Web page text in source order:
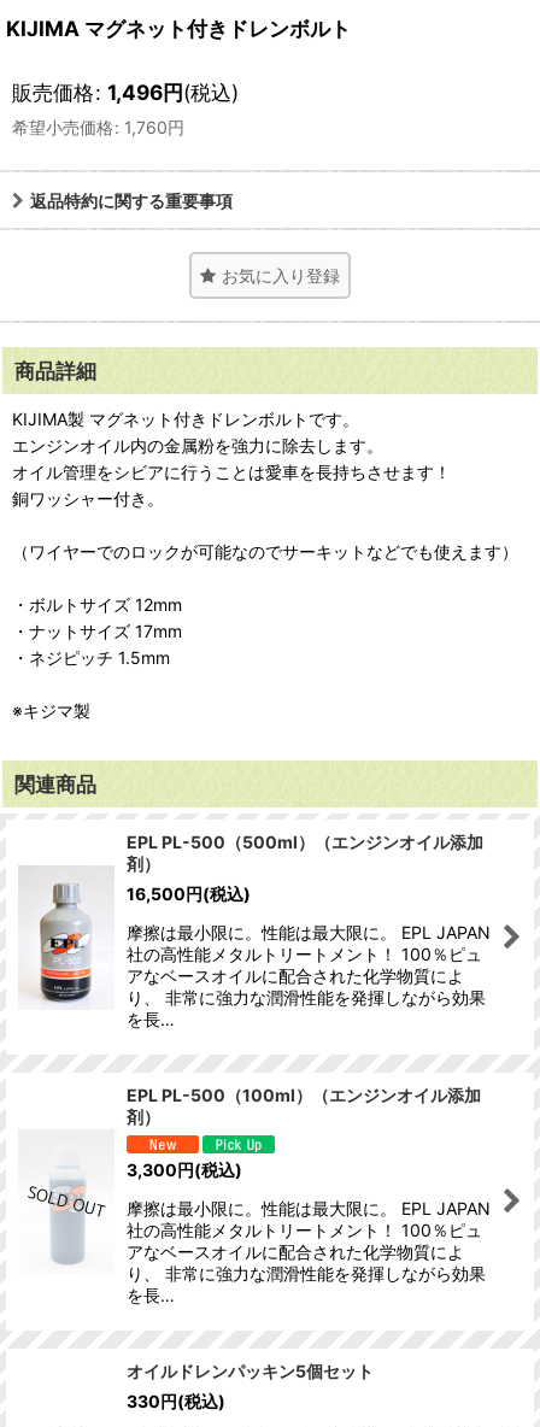
KIJIMA マグネット付きドレンボルト
販売価格: 1,496円(税込)
希望小売価格: 1,760円
返品特約に関する重要事項
お気に入り登録
商品詳細
KIJIMA製 マグネット付きドレンボルトです。
エンジンオイル内の金属粉を強力に除去します。
オイル管理をシビアに行うことは愛車を長持ちさせます！
銅ワッシャー付き。
（ワイヤーでのロックが可能なのでサーキットなどでも使えます）
・ボルトサイズ 12mm
・ナットサイズ 17mm
・ネジピッチ 1.5mm
※キジマ製
関連商品
EPL PL-500（500ml）（エンジンオイル添加
剤）
16,500円(税込)
摩擦は最小限に。性能は最大限に。 EPL JAPAN
社の高性能メタルトリートメント！ 100％ピュ
アなベースオイルに配合された化学物質によ
り、 非常に強力な潤滑性能を発揮しながら効果
を長…
EPL PL-500（100ml）（エンジンオイル添加
剤）
3,300円(税込)
摩擦は最小限に。性能は最大限に。 EPL JAPAN
社の高性能メタルトリートメント！ 100％ピュ
アなベースオイルに配合された化学物質によ
り、 非常に強力な潤滑性能を発揮しながら効果
を長…
オイルドレンパッキン5個セット
330円(税込)